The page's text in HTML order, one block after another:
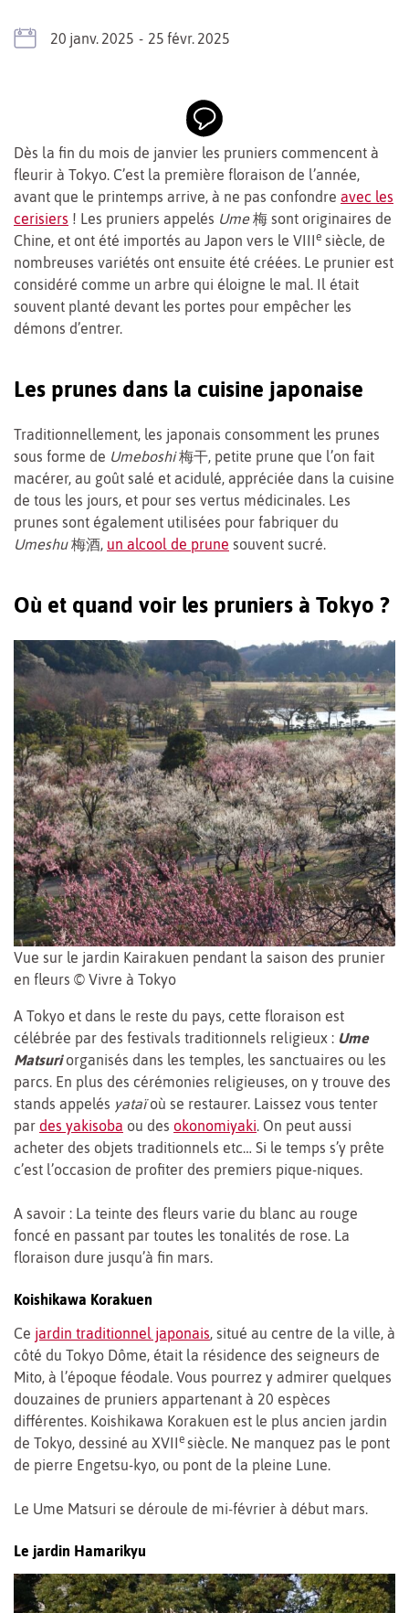
20 janv. 2025 - 25 févr. 2025
Dès la fin du mois de janvier les pruniers commencent à
fleurir à Tokyo. C’est la première floraison de l’année,
avant que le printemps arrive, à ne pas confondre avec les
cerisiers ! Les pruniers appelés Ume梅 sont originaires de
Chine, et ont été importés au Japon vers le VIIIe siècle, de
nombreuses variétés ont ensuite été créées. Le prunier est
considéré comme un arbre qui éloigne le mal. Il était
souvent planté devant les portes pour empêcher les
démons d’entrer.
Les prunes dans la cuisine japonaise
Traditionnellement, les japonais consomment les prunes
sous forme de Umeboshi梅干, petite prune que l’on fait
macérer, au goût salé et acidulé, appréciée dans la cuisine
de tous les jours, et pour ses vertus médicinales. Les
prunes sont également utilisées pour fabriquer du
Umeshu梅酒, un alcool de prune souvent sucré.
Où et quand voir les pruniers à Tokyo ?
Vue sur le jardin Kairakuen pendant la saison des prunier
en fleurs © Vivre à Tokyo
A Tokyo et dans le reste du pays, cette floraison est
célébrée par des festivals traditionnels religieux : Ume
Matsuri organisés dans les temples, les sanctuaires ou les
parcs. En plus des cérémonies religieuses, on y trouve des
stands appelés yataïoù se restaurer. Laissez vous tenter
par des yakisoba ou des okonomiyaki. On peut aussi
acheter des objets traditionnels etc… Si le temps s’y prête
c’est l’occasion de profiter des premiers pique-niques.
A savoir : La teinte des fleurs varie du blanc au rouge
foncé en passant par toutes les tonalités de rose. La
floraison dure jusqu’à fin mars.
Koishikawa Korakuen
Ce jardin traditionnel japonais, situé au centre de la ville, à
côté du Tokyo Dôme, était la résidence des seigneurs de
Mito, à l’époque féodale. Vous pourrez y admirer quelques
douzaines de pruniers appartenant à 20 espèces
différentes. Koishikawa Korakuen est le plus ancien jardin
de Tokyo, dessiné au XVII
e siècle. Ne manquez pas le pont
de pierre Engetsu-kyo, ou pont de la pleine Lune.
Le Ume Matsuri se déroule de mi-février à début mars.
Le jardin Hamarikyu